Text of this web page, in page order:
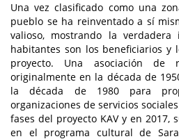
Una vez clasificado como una
pueblo se ha reinventado a sí
valioso, mostrando la
habitantes son los beneficiarios y
proyecto. Una asociación de
originalmente en la década de
la década de 1980 para
organizaciones de servicios
fases del proyecto KAV y en 2017,
en el programa cultural de